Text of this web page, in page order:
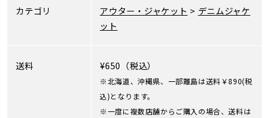
カテゴリ アウター・ジャケット > デニムジャケ
ット
送料 ¥650（税込）
※北海道、沖縄県、一部離島は送料￥890(税
込)となります。
※一度に複数店舗からご購入の場合、送料は